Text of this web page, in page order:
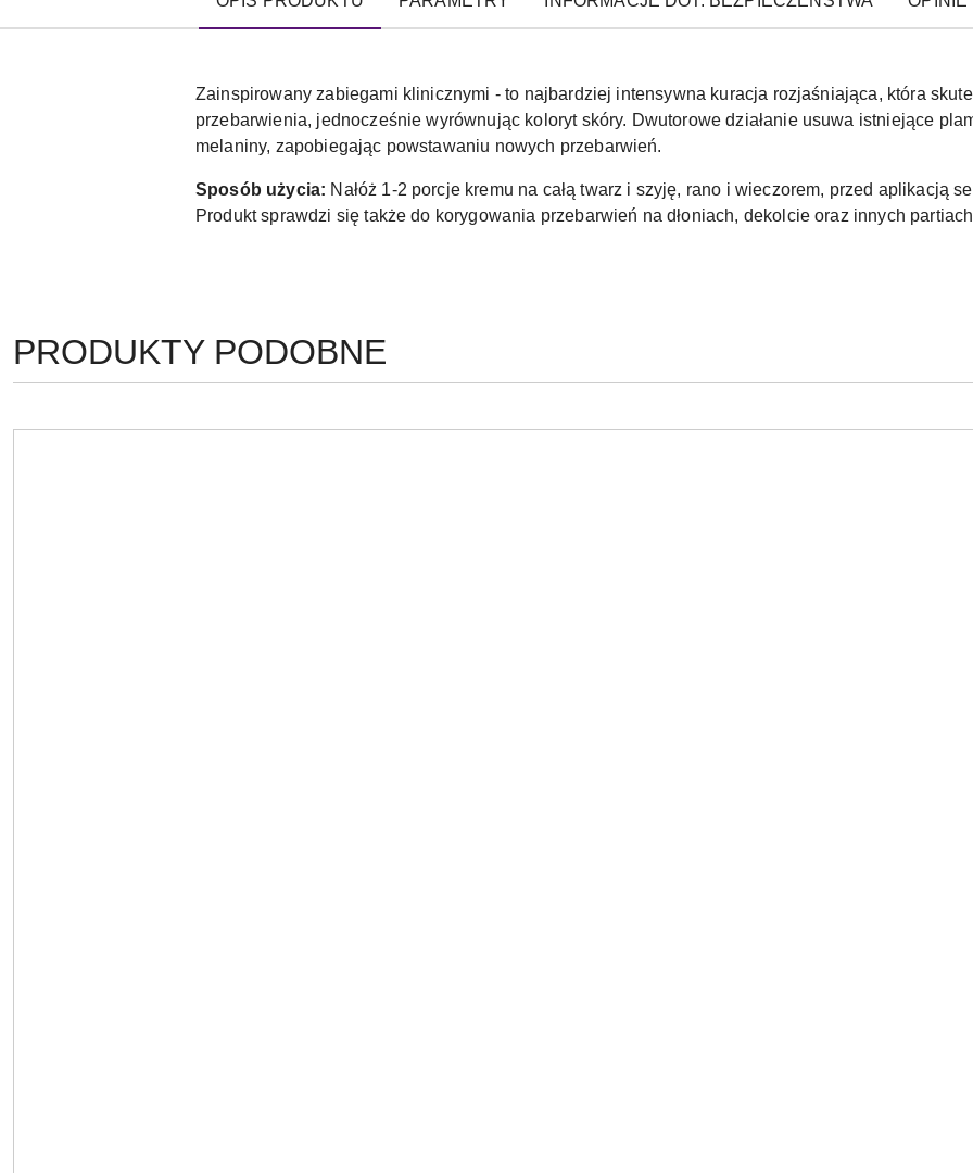
Zainspirowany zabiegami klinicznymi - to najbardziej intensywna kuracja rozjaśniająca, która
przebarwienia, jednocześnie wyrównując koloryt skóry. Dwutorowe działanie usuwa istniejące
melaniny, zapobiegając powstawaniu nowych przebarwień.
Sposób użycia: Nałóż 1-2 porcje kremu na całą twarz i szyję, rano i wieczorem, przed aplikacją
Produkt sprawdzi się także do korygowania przebarwień na dłoniach, dekolcie oraz innych partiach
Pomiń karuzelę produktów
PRODUKTY
O
STATUSIE:
PRODUKTY PODOBNE